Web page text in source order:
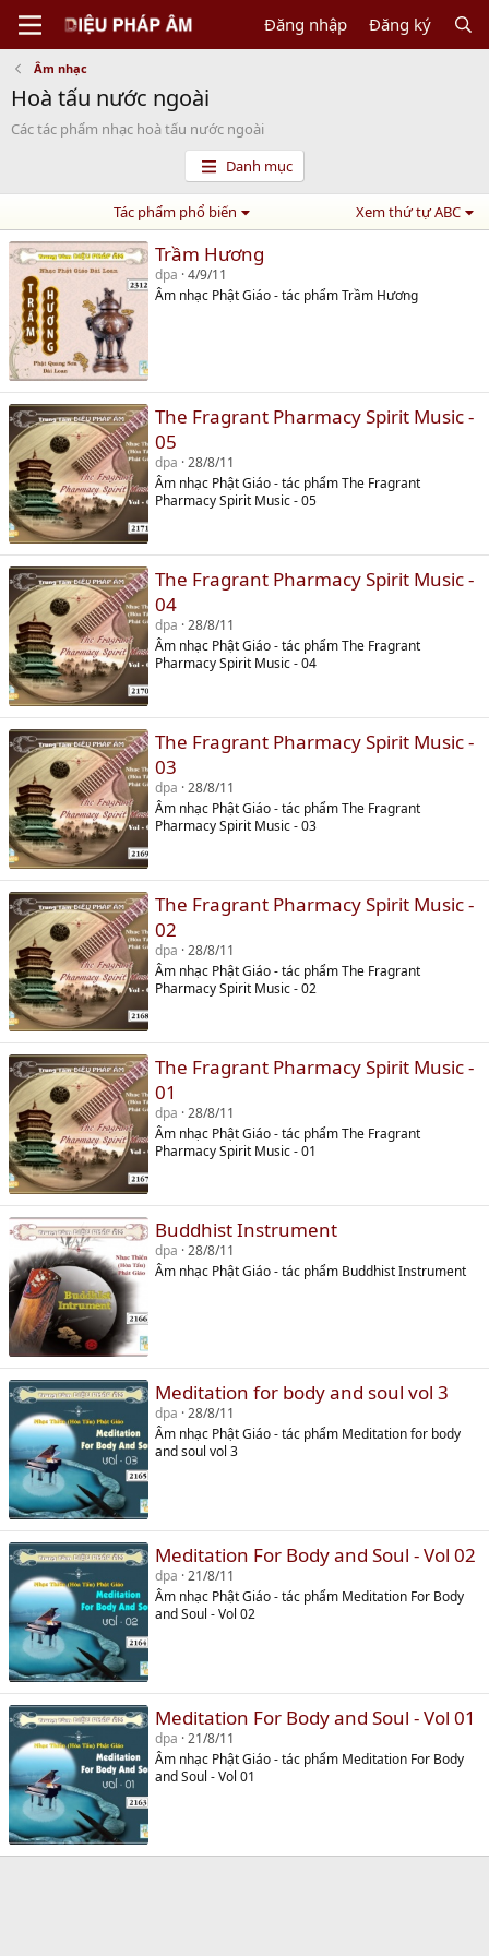
Đăng nhập Đăng ký
Âm nhạc
Hoà tấu nước ngoài
Các tác phẩm nhạc hoà tấu nước ngoài
Danh mục
Tác phẩm phổ biến Xem thứ tự ABC
Trầm Hương
dpa 4/9/11
Âm nhạc Phật Giáo - tác phẩm Trầm Hương
The Fragrant Pharmacy Spirit Music -
05
dpa 28/8/11
Âm nhạc Phật Giáo - tác phẩm The Fragrant
Pharmacy Spirit Music - 05
The Fragrant Pharmacy Spirit Music -
04
dpa 28/8/11
Âm nhạc Phật Giáo - tác phẩm The Fragrant
Pharmacy Spirit Music - 04
The Fragrant Pharmacy Spirit Music -
03
dpa 28/8/11
Âm nhạc Phật Giáo - tác phẩm The Fragrant
Pharmacy Spirit Music - 03
The Fragrant Pharmacy Spirit Music -
02
dpa 28/8/11
Âm nhạc Phật Giáo - tác phẩm The Fragrant
Pharmacy Spirit Music - 02
The Fragrant Pharmacy Spirit Music -
01
dpa 28/8/11
Âm nhạc Phật Giáo - tác phẩm The Fragrant
Pharmacy Spirit Music - 01
Buddhist Instrument
dpa 28/8/11
Âm nhạc Phật Giáo - tác phẩm Buddhist Instrument
Meditation for body and soul vol 3
dpa 28/8/11
Âm nhạc Phật Giáo - tác phẩm Meditation for body
and soul vol 3
Meditation For Body and Soul - Vol 02
dpa 21/8/11
Âm nhạc Phật Giáo - tác phẩm Meditation For Body
and Soul - Vol 02
Meditation For Body and Soul - Vol 01
dpa 21/8/11
Âm nhạc Phật Giáo - tác phẩm Meditation For Body
and Soul - Vol 01